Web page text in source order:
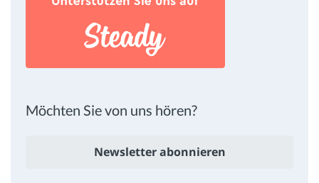
Möchten Sie von uns hören?
Newsletter abonnieren